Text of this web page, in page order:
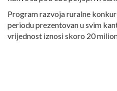
Program razvoja ruralne
periodu prezentovan u svim
vrijednost iznosi skoro 20